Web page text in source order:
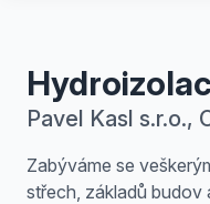
Pavel Kasl s.r.o.,
Zabýváme se
střech, základů budov